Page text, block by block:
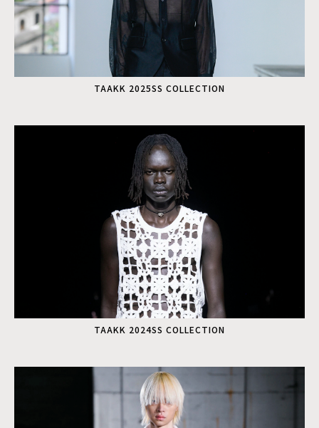
TAAKK 2025SS COLLECTION
TAAKK 2024SS COLLECTION